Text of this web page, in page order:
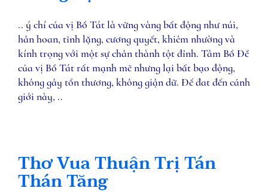
.. ý chí của vị Bồ Tát là vững vàng bất động như núi,
hân hoan, tĩnh lặng, cương quyết, khiêm nhường và
kính trọng với một sự chân thành tột đỉnh. Tâm Bồ Đề
của vị Bồ Tát rất mạnh mẽ nhưng lại bất bạo động,
không gây tổn thương, không giận dữ. Để đat đến cảnh
giới này, ..
Thơ Vua Thuận Trị Tán
Thán Tăng